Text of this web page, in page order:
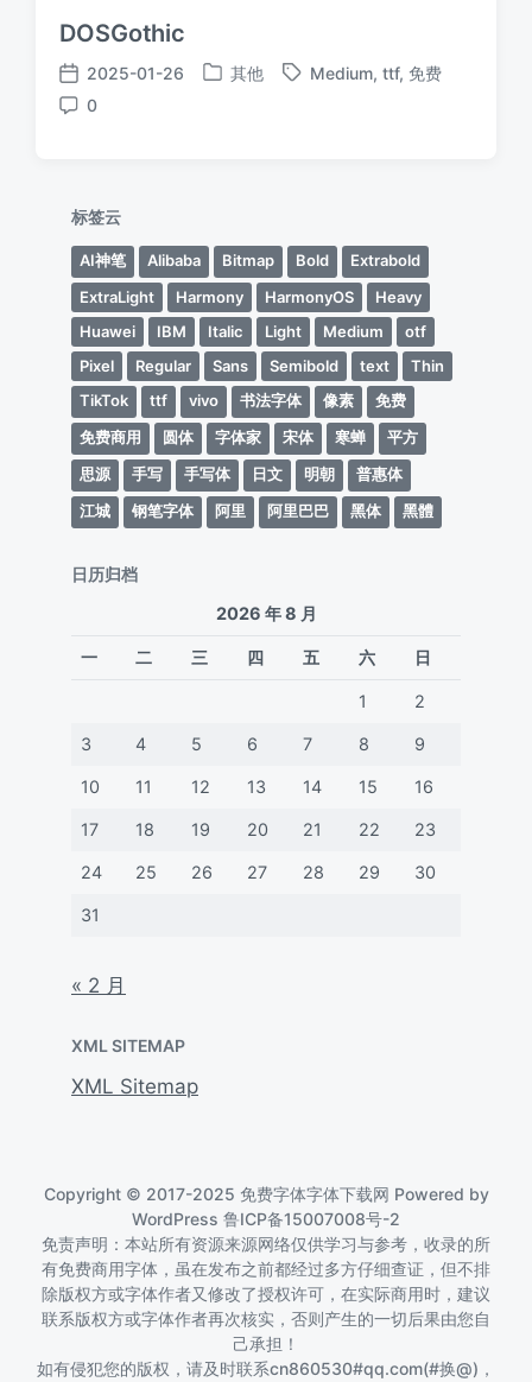
DOSGothic
发
布
2025-01-26
发
其他
标
Medium, ttf, 免费
评
0
标签云
AI神笔 Alibaba Bitmap Bold
Extrabold
ExtraLight
Harmony HarmonyOS
Heavy
Huawei
IBM Italic Light Medium
otf
Pixel
Regular Sans Semibold text
Thin
TikTok
ttf vivo 书法字体 像素
免费
免费商用
圆体 字体家 宋体 寒蝉
平方
思源
手写 手写体 日文 明朝
普惠体
江城
钢笔字体 阿里 阿里巴巴 黑体 黑體
日历归档
2026 年 8 月
一 二 三 四 五 六 日
1 2
3 4 5 6 7 8 9
10 11 12 13 14 15 16
17 18 19 20 21 22 23
24 25 26 27 28 29 30
31
« 2 月
XML SITEMAP
XML Sitemap
Copyright © 2017-2025 免费字体字体下载网 Powered by
WordPress 鲁ICP备15007008号-2
免责声明：本站所有资源来源网络仅供学习与参考，收录的所
有免费商用字体，虽在发布之前都经过多方仔细查证，但不排
除版权方或字体作者又修改了授权许可，在实际商用时，建议
联系版权方或字体作者再次核实，否则产生的一切后果由您自
己承担！
如有侵犯您的版权，请及时联系cn860530#qq.com(#换@)，